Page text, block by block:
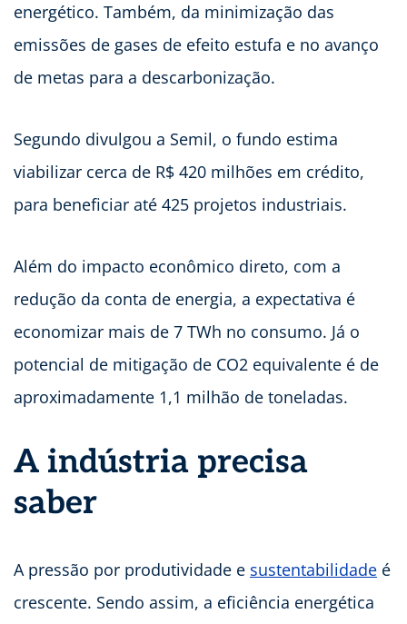
energético. Também, da minimização das
emissões de gases de efeito estufa e no avanço
de metas para a descarbonização.
Segundo divulgou a Semil, o fundo estima
viabilizar cerca de R$ 420 milhões em crédito,
para beneficiar até 425 projetos industriais.
Além do impacto econômico direto, com a
redução da conta de energia, a expectativa é
economizar mais de 7 TWh no consumo. Já o
potencial de mitigação de CO2 equivalente é de
aproximadamente 1,1 milhão de toneladas.
A indústria precisa
saber
A pressão por produtividade e sustentabilidade é
crescente. Sendo assim, a eficiência energética